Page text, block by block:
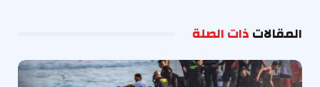
المقالاتذات الصلة